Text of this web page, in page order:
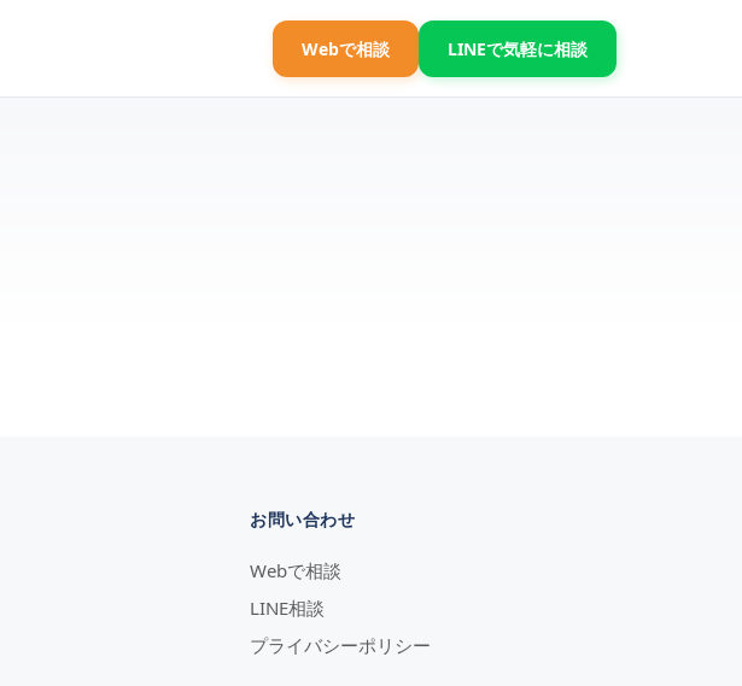
Webで相談 LINEで気軽に相談
お問い合わせ
Webで相談
LINE相談
プライバシーポリシー